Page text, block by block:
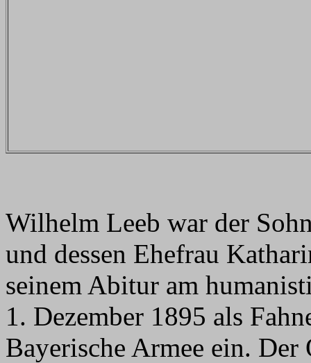
Wilhelm Leeb war der
und dessen Ehefrau
seinem Abitur am
1. Dezember 1895 als
Bayerische Armee ein.